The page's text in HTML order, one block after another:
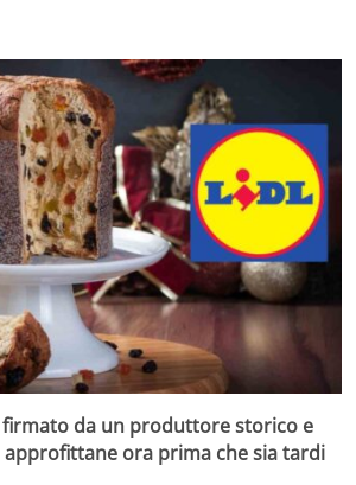
firmato da un produttore storico e
approfittane ora prima che sia tardi